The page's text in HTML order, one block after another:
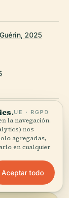
2025
Bordeaux,
y fuentes
guías →
UE · RGPD
la navegación.
nos
agregadas,
en cualquier
Aceptar todo